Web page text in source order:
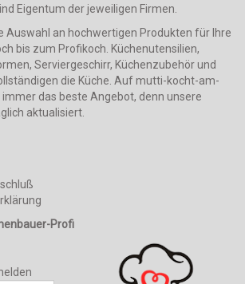
Eigentum der jeweiligen Firmen.
Auswahl an hochwertigen Produkten für Ihre
bis zum Profikoch. Küchenutensilien,
Serviergeschirr, Küchenzubehör und
die Küche. Auf mutti-kocht-am-
das beste Angebot, denn unsere
aktualisiert.
Profi